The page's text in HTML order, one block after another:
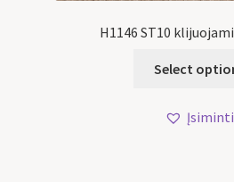
H1146 ST10
Select
Įsiminti